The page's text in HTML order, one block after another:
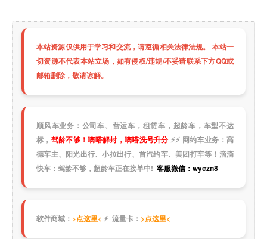
本站资源仅供用于学习和交流，请遵循相关法律法规。 本站一
切资源不代表本站立场，如有侵权/违规/不妥请联系下方QQ或
邮箱删除，敬请谅解。
顺风车业务：公司车、营运车，租赁车，超龄车，车型不达
标， 驾龄不够！嘀嗒解封，嘀嗒洗号升分 ⚡⚡ 网约车业务：高
德车主、阳光出行、小拉出行、首汽约车、美团打车等！滴滴
快车：驾龄不够，超龄车正在接单中! 客服微信：wyczn8
软件商城： >点这里< ⚡ 流量卡： >点这里<